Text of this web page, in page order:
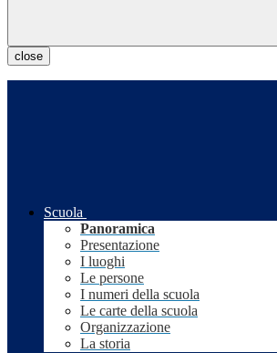
close
Scuola
Panoramica
Presentazione
I luoghi
Le persone
I numeri della scuola
Le carte della scuola
Organizzazione
La storia